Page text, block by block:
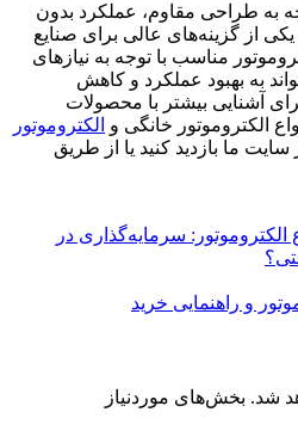
به طراحی مقاوم، عملکرد بدون
از گزینه‌های عالی برای صنایع
مناسب با توجه به نیازهای
به بهبود عملکرد و کاهش
آشنایی بیشتر با محصولات
الکتروموتور خانگی و الکتروموتور
سایت ما بازدید کنید یا از طریق
آیفون 16 و انواع الکتروموتور: سرمایه‌گذاری در
و راهنمایی خرید
شد. بخش‌های موردنیاز